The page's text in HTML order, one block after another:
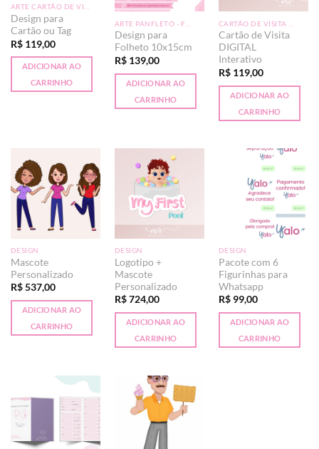
ARTE CARTÃO DE VISITA
Design para
Cartão ou Tag
R$119,00
ADICIONAR AO
CARRINHO
Design para
Folheto 10x15cm
R$139,00
ADICIONAR AO
CARRINHO
Cartão de Visita
DIGITAL
Interativo
R$119,00
ADICIONAR AO
CARRINHO
DESIGN
Mascote
Personalizado
R$537,00
ADICIONAR AO
CARRINHO
DESIGN
Logotipo +
Mascote
Personalizado
R$724,00
ADICIONAR AO
CARRINHO
DESIGN
Pacote com 6
Figurinhas para
Whatsapp
R$99,00
ADICIONAR AO
CARRINHO